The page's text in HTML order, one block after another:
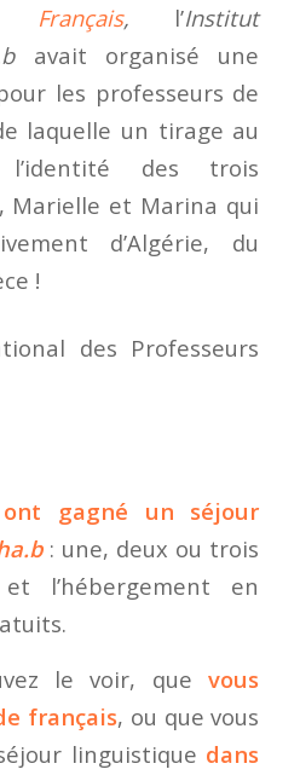
Français, l’Institut
avait organisé une
les professeurs de
laquelle un tirage au
des trois
Marielle et Marina qui
d’Algérie, du
!
ont gagné un séjour
: une, deux ou trois
l’hébergement en
le voir, que vous
français, ou que vous
linguistique dans